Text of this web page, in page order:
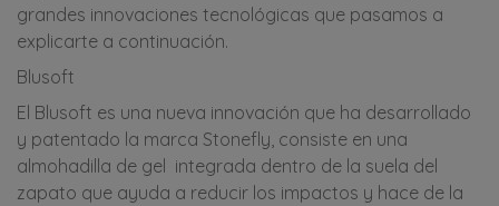
grandes innovaciones tecnológicas que pasamos a
explicarte a continuación.
Blusoft
El Blusoft es una nueva innovación que ha desarrollado
y patentado la marca Stonefly, consiste en una
almohadilla de gel integrada dentro de la suela del
zapato que ayuda a reducir los impactos y hace de la